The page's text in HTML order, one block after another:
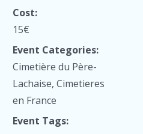
Cost:
15€
Event Categories:
Cimetière du Père-
Lachaise,Cimetieres
en France
Event Tags: